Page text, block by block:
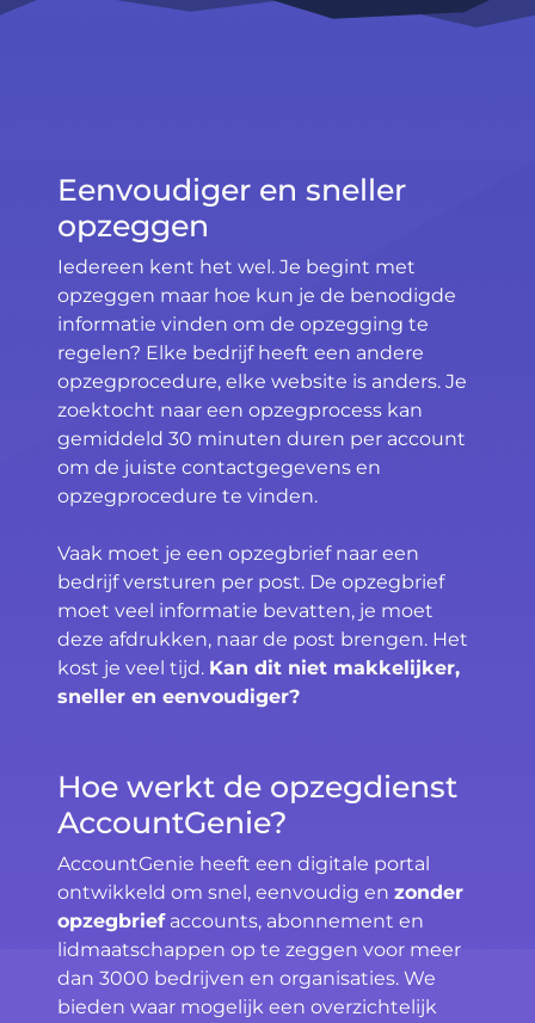
Eenvoudiger en sneller
opzeggen
Iedereen kent het wel. Je begint met
opzeggen maar hoe kun je de benodigde
informatie vinden om de opzegging te
regelen? Elke bedrijf heeft een andere
opzegprocedure, elke website is anders. Je
zoektocht naar een opzegprocess kan
gemiddeld 30 minuten duren per account
om de juiste contactgegevens en
opzegprocedure te vinden.
Vaak moet je een opzegbrief naar een
bedrijf versturen per post. De opzegbrief
moet veel informatie bevatten, je moet
deze afdrukken, naar de post brengen. Het
kost je veel tijd. Kan dit niet makkelijker,
sneller en eenvoudiger?
Hoe werkt de opzegdienst
AccountGenie?
AccountGenie heeft een digitale portal
ontwikkeld om snel, eenvoudig en zonder
opzegbriefaccounts, abonnement en
lidmaatschappen op te zeggen voor meer
dan 3000 bedrijven en organisaties. We
bieden waar mogelijk een overzichtelijk